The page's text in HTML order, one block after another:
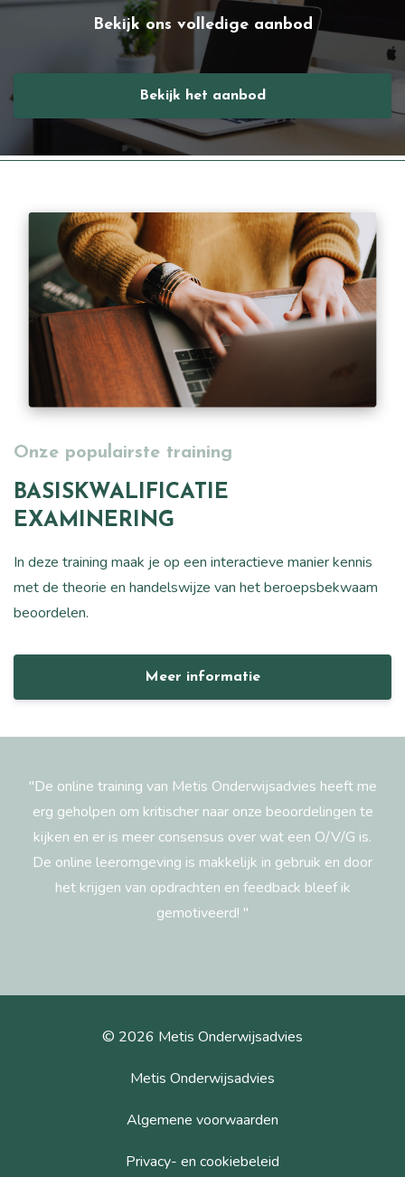
Bekijk ons volledige aanbod
Bekijk het aanbod
Onze populairste training
BASISKWALIFICATIE
EXAMINERING
In deze training maak je op een interactieve manier kennis
met de theorie en handelswijze van het beroepsbekwaam
beoordelen.
Meer informatie
"De online training van Metis Onderwijsadvies heeft me
erg geholpen om kritischer naar onze beoordelingen te
kijken en er is meer consensus over wat een O/V/G is.
De online leeromgeving is makkelijk in gebruik en door
het krijgen van opdrachten en feedback bleef ik
gemotiveerd! "
© 2026 Metis Onderwijsadvies
Metis Onderwijsadvies
Algemene voorwaarden
Privacy- en cookiebeleid